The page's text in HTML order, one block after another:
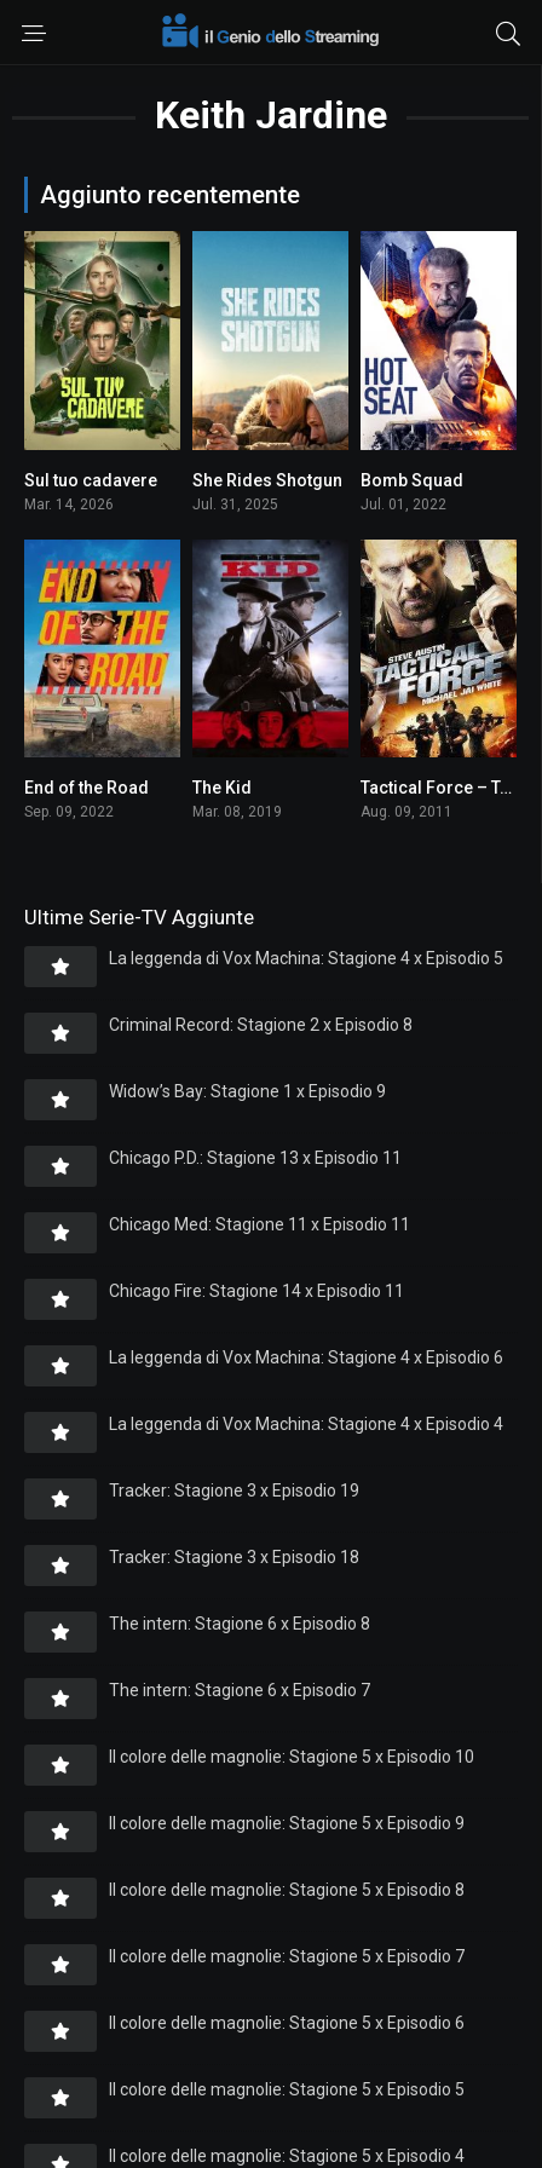
Keith Jardine
Aggiunto recentemente
6.4
Sul tuo cadavere
Mar. 14, 2026
6.5
She Rides Shotgun
Jul. 31, 2025
Bomb Squad
Jul. 01, 2022
End of the Road
Sep. 09, 2022
The Kid
Mar. 08, 2019
4.8Tactical Force – Teste di cuoio
Aug. 09, 2011
Ultime Serie-TV Aggiunte
La leggenda di Vox Machina: Stagione 4 x Episodio 5
Criminal Record: Stagione 2 x Episodio 8
Widow’s Bay: Stagione 1 x Episodio 9
Chicago P.D.: Stagione 13 x Episodio 11
Chicago Med: Stagione 11 x Episodio 11
Chicago Fire: Stagione 14 x Episodio 11
La leggenda di Vox Machina: Stagione 4 x Episodio 6
La leggenda di Vox Machina: Stagione 4 x Episodio 4
Tracker: Stagione 3 x Episodio 19
Tracker: Stagione 3 x Episodio 18
The intern: Stagione 6 x Episodio 8
The intern: Stagione 6 x Episodio 7
Il colore delle magnolie: Stagione 5 x Episodio 10
Il colore delle magnolie: Stagione 5 x Episodio 9
Il colore delle magnolie: Stagione 5 x Episodio 8
Il colore delle magnolie: Stagione 5 x Episodio 7
Il colore delle magnolie: Stagione 5 x Episodio 6
Il colore delle magnolie: Stagione 5 x Episodio 5
Il colore delle magnolie: Stagione 5 x Episodio 4